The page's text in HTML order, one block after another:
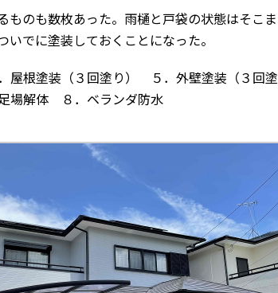
のも数枚あった。雨樋と戸袋の状態はそこま
でに塗装しておくことになった。
根塗装（３回塗り） ５．外壁塗装（３回塗
場解体 ８．ベランダ防水